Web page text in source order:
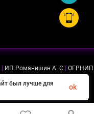
ИП Романишин А. С
ОГРНИП
был лучше для
ok